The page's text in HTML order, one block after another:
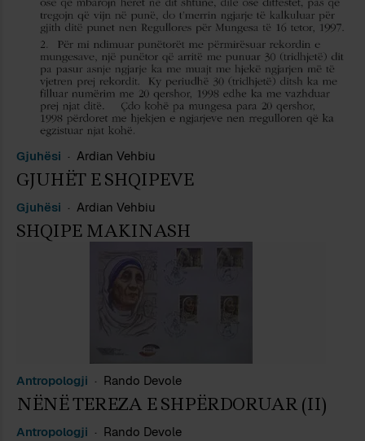
Gjuhësi Ardian Vehbiu
GJUHËT E SHQIPEVE
Gjuhësi Ardian Vehbiu
SHQIPE MAKINASH
Antropologji Rando Devole
NËNË TEREZA E SHPËRDORUAR (II)
Antropologji Rando Devole